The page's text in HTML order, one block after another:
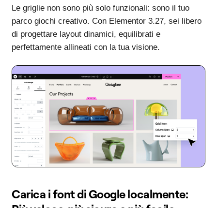
Le griglie non sono più solo funzionali: sono il tuo
parco giochi creativo. Con Elementor 3.27, sei libero
di progettare layout dinamici, equilibrati e
perfettamente allineati con la tua visione.
Carica i font di Google localmente: